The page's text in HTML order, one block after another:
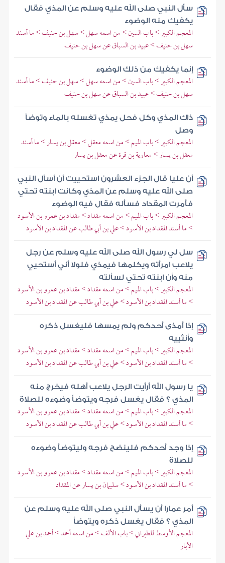
سأل النبي صلى الله عليه وسلم عن المذي فقال
يكفيك منه الوضوء
المعجم الكبير > باب السين > من اسمه سهل > سهل بن حنيف > ما أسند
سهل بن حنيف > عبيد بن السباق عن سهل بن حنيف
إنما يكفيك من ذلك الوضوء
المعجم الكبير > باب السين > من اسمه سهل > سهل بن حنيف > ما أسند
سهل بن حنيف > عبيد بن السباق عن سهل بن حنيف
ذاك المذي وكل فحل يمذي تغسله بالماء وتوضأ
وصل
المعجم الكبير > باب الميم > من اسمه معقل > معقل بن يسار > ما أسند
معقل بن يسار > معاوية بن قرة عن معقل بن يسار
أن عليا قال الجزء العشرون استحييت أن أسأل النبي
صلى الله عليه وسلم عن المذي وكانت ابنته تحتي
فأمرت المقداد فسأله فقال فيه الوضوء
المعجم الكبير > باب الميم > من اسمه مقداد > مقداد بن عمرو بن الأسود
> ما أسند المقداد بن الأسود > علي بن أبي طالب عن المقداد بن الأسود
سل لي رسول الله صلى الله عليه وسلم عن رجل
يلاعب امرأته ويكلمها فيمذي فلولا أني أستحيي
منه وأن ابنته تحتي لسألته
المعجم الكبير > باب الميم > من اسمه مقداد > مقداد بن عمرو بن الأسود
> ما أسند المقداد بن الأسود > علي بن أبي طالب عن المقداد بن الأسود
إذا أمذى أحدكم ولم يمسها فليغسل ذكره
وأنثييه
المعجم الكبير > باب الميم > من اسمه مقداد > مقداد بن عمرو بن الأسود
> ما أسند المقداد بن الأسود > علي بن أبي طالب عن المقداد بن الأسود
يا رسول الله أرأيت الرجل يلاعب أهله فيخرج منه
المذي ؟ فقال يغسل فرجه ويتوضأ وضوءه للصلاة
المعجم الكبير > باب الميم > من اسمه مقداد > مقداد بن عمرو بن الأسود
> ما أسند المقداد بن الأسود > علي بن أبي طالب عن المقداد بن الأسود
إذا وجد أحدكم فلينضح فرجه وليتوضأ وضوءه
للصلاة
المعجم الكبير > باب الميم > من اسمه مقداد > مقداد بن عمرو بن الأسود
> ما أسند المقداد بن الأسود > سليمان بن يسار عن المقداد
أمر عمارا أن يسأل النبي صلى الله عليه وسلم عن
المذي ؟ فقال يغسل ذكره ويتوضأ
المعجم الأوسط للطبراني > باب الألف > من اسمه أحمد > أحمد بن علي
الأبار